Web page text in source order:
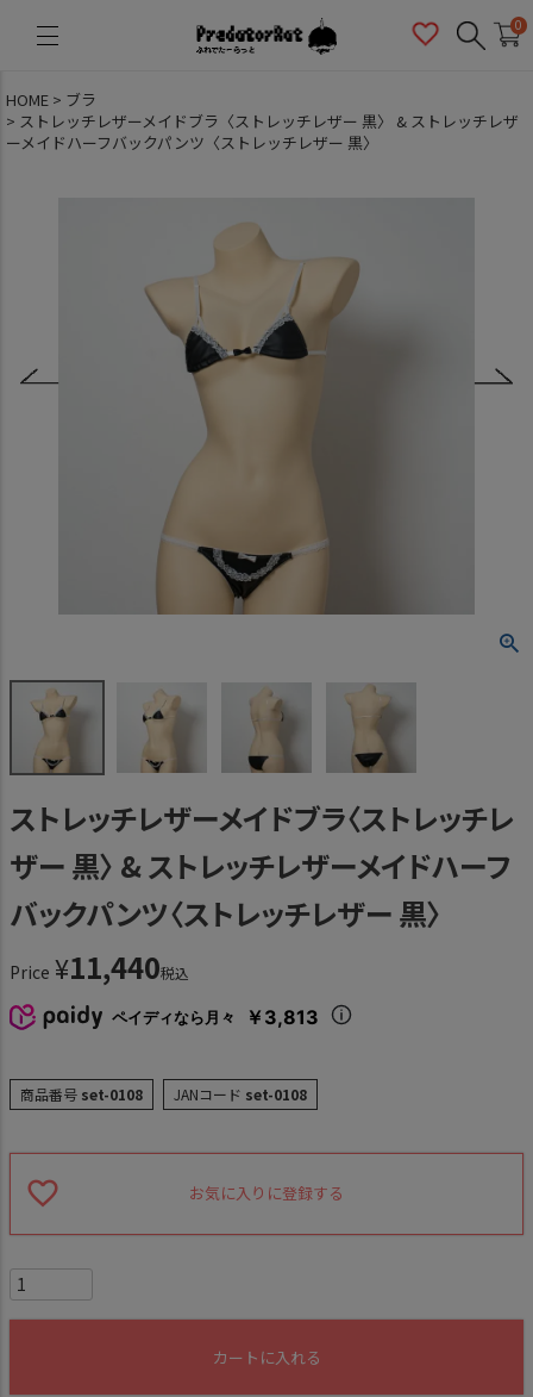
0
HOME
ブラ
ストレッチレザーメイドブラ〈ストレッチレザー 黒〉 & ストレッチレザ
ーメイドハーフバックパンツ〈ストレッチレザー 黒〉
ストレッチレザーメイドブラ〈ストレッチレ
ザー 黒〉 & ストレッチレザーメイドハーフ
バックパンツ〈ストレッチレザー 黒〉
Price ¥11,440税込
ペイディなら月々 ￥3,813
商品番号 set-0108 JANコード set-0108
お気に入りに登録する
カートに入れる